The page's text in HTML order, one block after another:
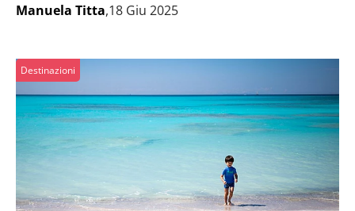
Manuela Titta,18 Giu 2025
Destinazioni